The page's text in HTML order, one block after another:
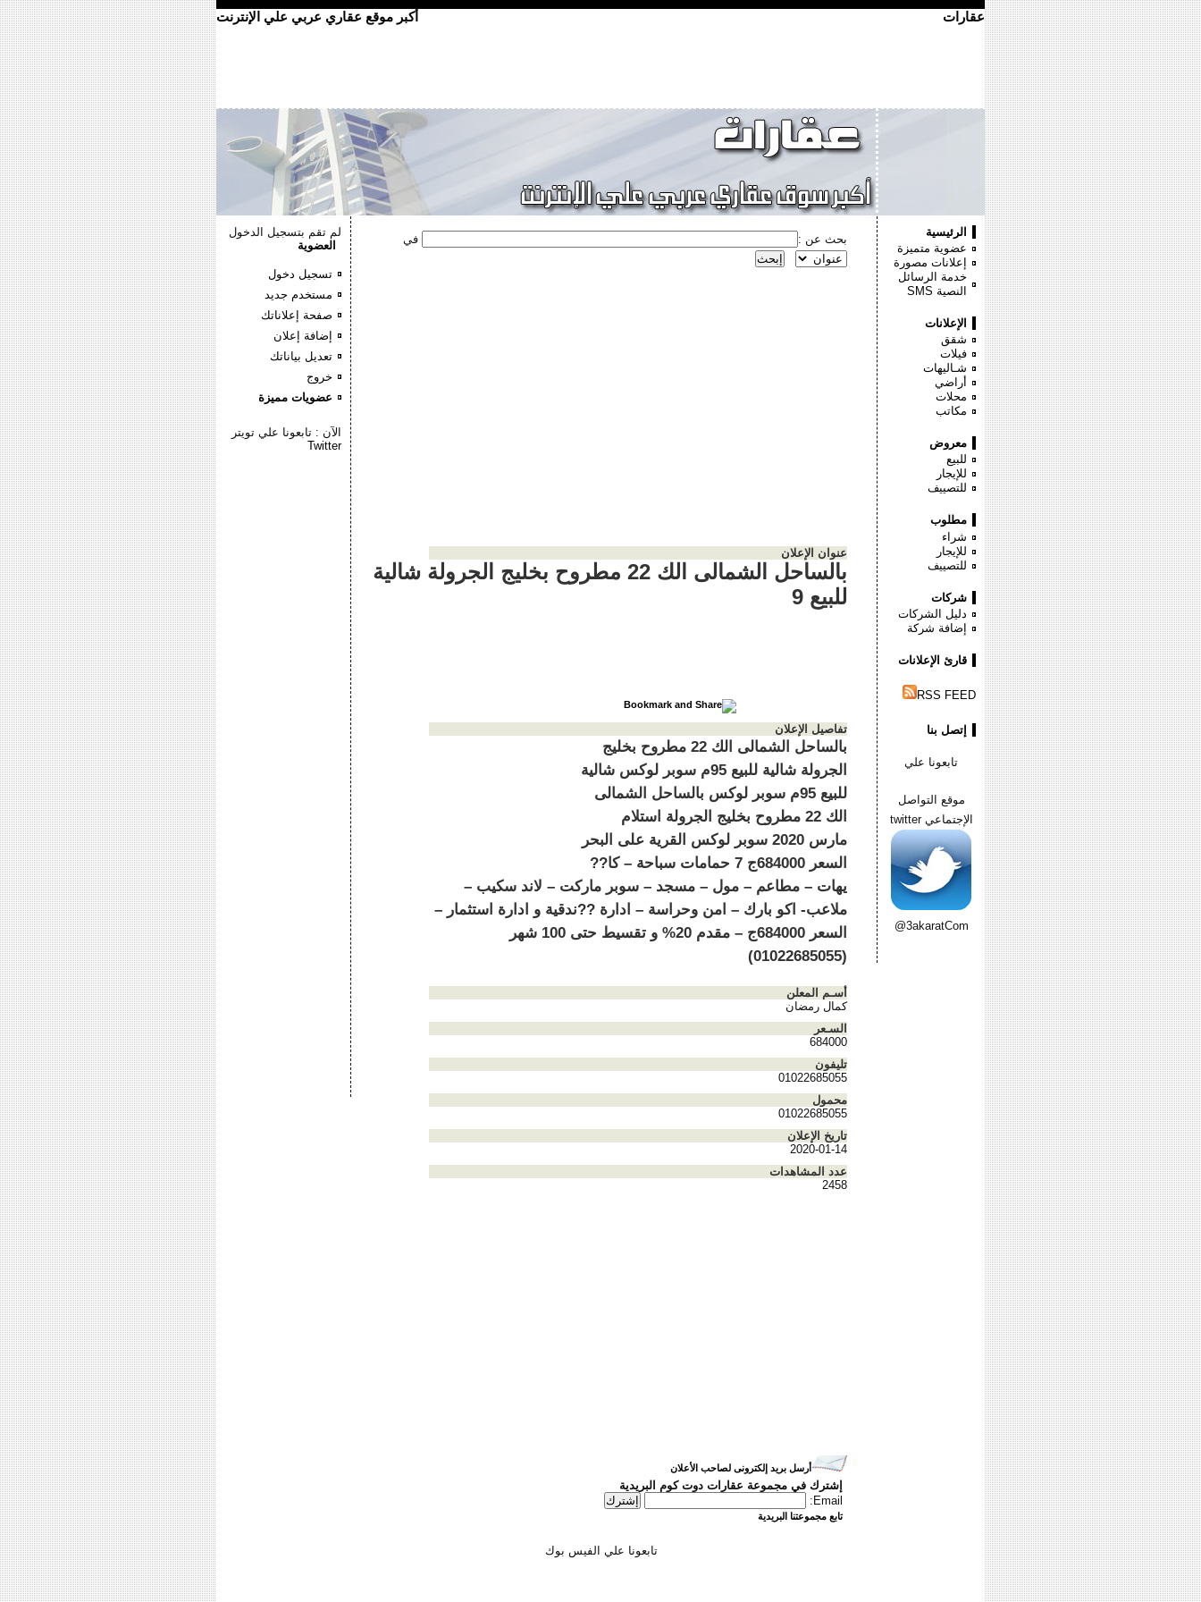
عقارات أكبر موقع عقاري عربي علي الإنترنت
لم تقم بتسجيل الدخول
العضوية
تسجيل دخول
مستخدم جديد
صفحة إعلاناتك
إضافة إعلان
تعديل بياناتك
خروج
عضويات مميزة
الآن : تابعونا علي تويتر
Twitter
بحث عن : في
عنوان الإعلان
بالساحل الشمالى الك 22 مطروح بخليج الجرولة شالية
للبيع 9
تفاصيل الإعلان
بالساحل الشمالى الك 22 مطروح بخليج
الجرولة شالية للبيع 95م سوبر لوكس شالية
للبيع 95م سوبر لوكس بالساحل الشمالى
الك 22 مطروح بخليج الجرولة استلام
مارس 2020 سوبر لوكس القرية على البحر
السعر 684000ج 7 حمامات سباحة – كا??
يهات – مطاعم – مول – مسجد – سوبر ماركت – لاند سكيب –
ملاعب- اكو بارك – امن وحراسة – ادارة ??ندقية و ادارة استثمار –
السعر 684000ج – مقدم 20% و تقسيط حتى 100 شهر
(01022685055)
أسـم المعلن
كمال رمضان
السـعر
684000
تليفون
01022685055
محمول
01022685055
تاريخ الإعلان
2020-01-14
عدد المشاهدات
2458
أرسل بريد إلكترونى لصاحب الأعلان
إشترك في مجموعة عقارات دوت كوم البريدية
Email:
تابع مجموعتنا البريدية
تابعونا علي الفيس بوك
الرئيسية
عضوية متميزة
إعلانات مصورة
خدمة الرسائل
النصية SMS
الإعلانات
شقق
فيلات
شـاليهات
أراضي
محلات
مكاتب
معروض
للبيع
للإيجار
للتصييف
مطلوب
شراء
للإيجار
للتصييف
شركات
دليل الشركات
إضافة شركة
قارئ الإعلانات
RSS FEED
إتصل بنا
تابعونا علي
موقع التواصل
الإجتماعي twitter
@3akaratCom